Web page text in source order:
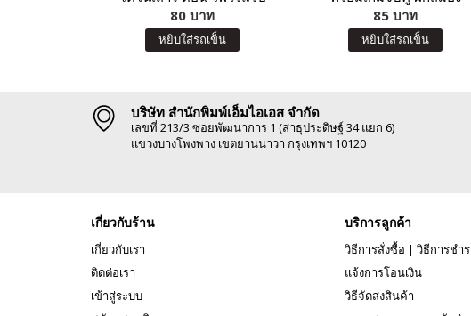
เตอร์นักประดิษฐ์ผจญภัยกำจัด
จอมวายร้าย
80 บาท
หยิบใส่รถเข็น
Spaces
85 บาท
หยิบใส่รถเข็น
บริษัท สำนักพิมพ์เอ็มไอเอส จำกัด
เลขที่ 213/3 ซอยพัฒนาการ 1 (สาธุประดิษฐ์ 34 แยก 6)
แขวงบางโพงพาง เขตยานนาวา กรุงเทพฯ 10120
เกี่ยวกับร้าน
เกี่ยวกับเรา
ติดต่อเรา
เข้าสู่ระบบ
บริการลูกค้า
วิธีการสั่งซื้อ | วิธีการชำร
แจ้งการโอนเงิน
วิธีจัดส่งสินค้า